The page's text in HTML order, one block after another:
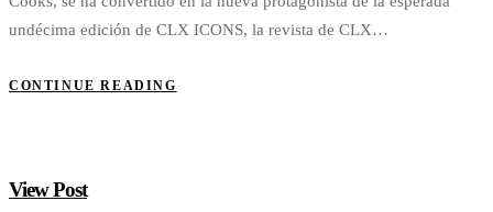
undécima edición de CLX ICONS, la revista de CLX…
CONTINUE READING
View Post